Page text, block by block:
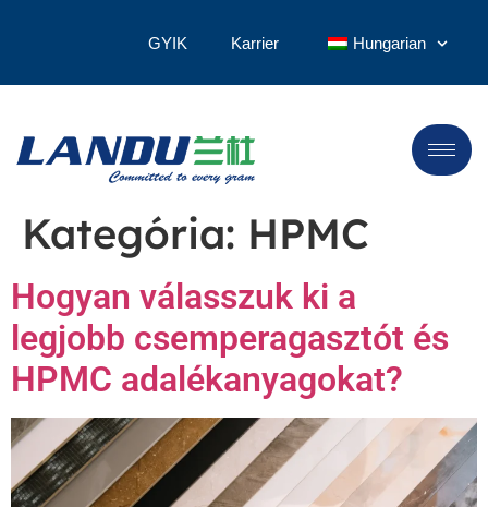
GYIK Karrier Hungarian
Kategória: HPMC
Hogyan válasszuk ki a
legjobb csemperagasztót és
HPMC adalékanyagokat?